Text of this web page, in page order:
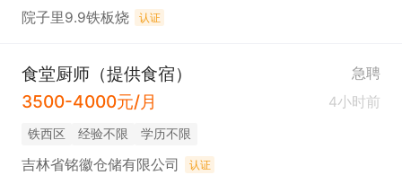
院子里9.9铁板烧 认证
食堂厨师（提供食宿） 急聘
3500-4000元/月 4小时前
铁西区 经验不限 学历不限
吉林省铭徽仓储有限公司 认证